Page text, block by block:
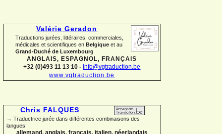
Valérie Geradon
Traductions jurées, littéraires, commerciales,
médicales et scientifiques en Belgique et au
Grand-Duché de Luxembourg
ANGLAIS, ESPAGNOL, FRANÇAIS
+32 (0)493 11 13 10 - info@vgtraduction.be
www.vgtraduction.be
Chris FALQUES
→ Traductrice jurée dans différentes combinaisons des
langues
allemand, anglais, français, italien, néerlandais